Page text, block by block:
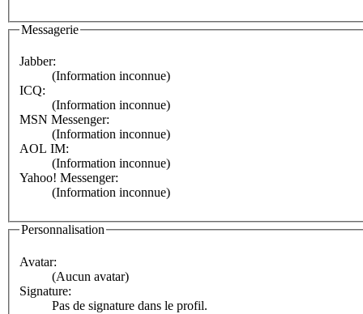
Messagerie
Jabber:
(Information inconnue)
ICQ:
(Information inconnue)
MSN Messenger:
(Information inconnue)
AOL IM:
(Information inconnue)
Yahoo! Messenger:
(Information inconnue)
Personnalisation
Avatar:
(Aucun avatar)
Signature:
Pas de signature dans le profil.